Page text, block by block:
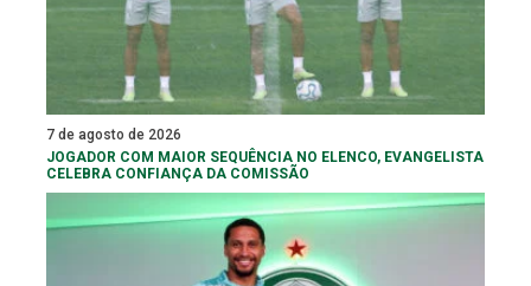
7 de agosto de 2026
JOGADOR COM MAIOR SEQUÊNCIA NO ELENCO, EVANGELISTA
CELEBRA CONFIANÇA DA COMISSÃO